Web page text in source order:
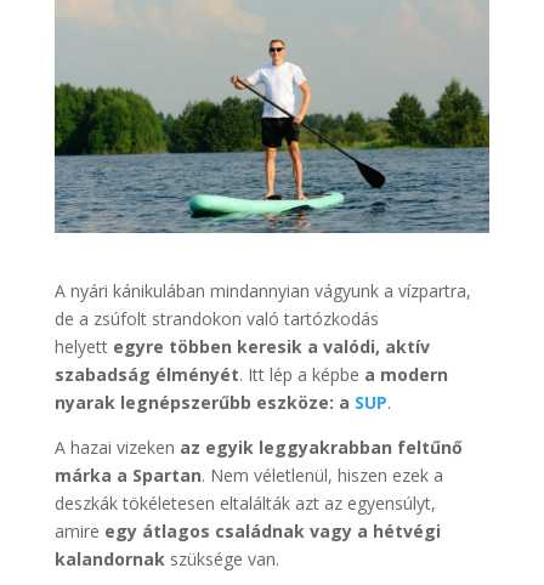
A nyári kánikulában mindannyian vágyunk a vízpartra,
de a zsúfolt strandokon való tartózkodás
helyett egyre többen keresik a valódi, aktív
szabadság élményét. Itt lép a képbe a modern
nyarak legnépszerűbb eszköze: a SUP.
A hazai vizeken az egyik leggyakrabban feltűnő
márka a Spartan. Nem véletlenül, hiszen ezek a
deszkák tökéletesen eltalálták azt az egyensúlyt,
amire egy átlagos családnak vagy a hétvégi
kalandornakszüksége van.